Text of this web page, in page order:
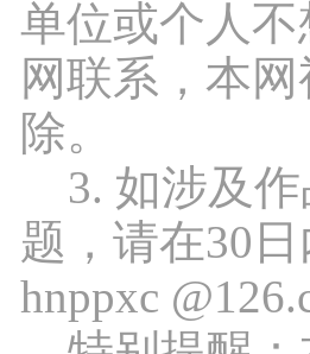
单位或个人
网联系，本
除。
3. 如涉及作
题，请在30
hnppxc